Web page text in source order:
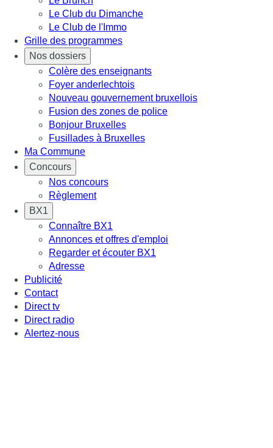
Le Club du Dimanche
Le Club de l'Immo
Grille des programmes
Nos dossiers
Colère des enseignants
Foyer anderlechtois
Nouveau gouvernement bruxellois
Fusion des zones de police
Bonjour Bruxelles
Fusillades à Bruxelles
Ma Commune
Concours
Nos concours
Règlement
BX1
Connaître BX1
Annonces et offres d'emploi
Regarder et écouter BX1
Adresse
Publicité
Contact
Direct tv
Direct radio
Alertez-nous